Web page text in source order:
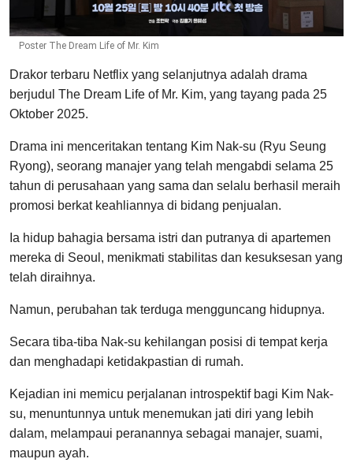
Poster The Dream Life of Mr. Kim
Drakor terbaru Netflix yang selanjutnya adalah drama
berjudul The Dream Life of Mr. Kim, yang tayang pada 25
Oktober 2025.
Drama ini menceritakan tentang Kim Nak-su (Ryu Seung
Ryong), seorang manajer yang telah mengabdi selama 25
tahun di perusahaan yang sama dan selalu berhasil meraih
promosi berkat keahliannya di bidang penjualan.
Ia hidup bahagia bersama istri dan putranya di apartemen
mereka di Seoul, menikmati stabilitas dan kesuksesan yang
telah diraihnya.
Namun, perubahan tak terduga mengguncang hidupnya.
Secara tiba-tiba Nak-su kehilangan posisi di tempat kerja
dan menghadapi ketidakpastian di rumah.
Kejadian ini memicu perjalanan introspektif bagi Kim Nak-
su, menuntunnya untuk menemukan jati diri yang lebih
dalam, melampaui peranannya sebagai manajer, suami,
maupun ayah.